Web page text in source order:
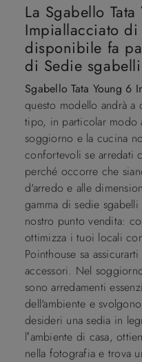
La Sgabello
Impiallacciato
disponibile fa
di Sedie
Sgabello Tata Young 6
questo modello andrà a
tipo, in particolar modo
soggiorno e la cucina
confortevoli se arredati
perché occorre che
d'arredo e alle
gamma di sedie
nostro punto vendita:
ottimizza i tuoi locali
Pointhouse sa
accessori. Nel
sono arredamenti
dell'ambiente e
desideri una sedia in
l’ambiente di casa,
nella fotografia e trova